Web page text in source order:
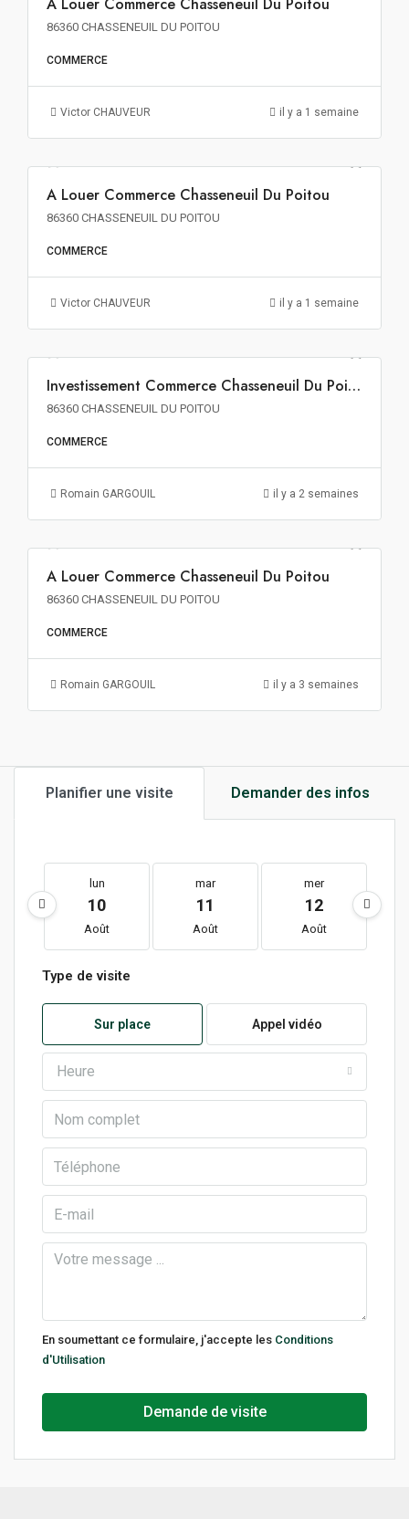
A LOUER
86360 CHASSENEUIL DU POITOU
COMMERCE
Victor CHAUVEUR il y a 1 semaine
A LOUER
120€ m²/an HT HC
A Louer Commerce Chasseneuil Du Poitou
86360 CHASSENEUIL DU POITOU
COMMERCE
Victor CHAUVEUR il y a 1 semaine
INVESTISSEMENT
1 689€ m² HT HD HF
Investissement Commerce Chasseneuil Du Poitou
86360 CHASSENEUIL DU POITOU
COMMERCE
Romain GARGOUIL il y a 2 semaines
A LOUER
110€ m²/an HT HC
A Louer Commerce Chasseneuil Du Poitou
86360 CHASSENEUIL DU POITOU
COMMERCE
Romain GARGOUIL il y a 3 semaines
Planifier une visite Demander des infos
lun
10
Août
mar
11
Août
mer
12
Août
Type de visite
Sur place Appel vidéo
Heure
En soumettant ce formulaire, j'accepte les Conditions
d'Utilisation
Demande de visite